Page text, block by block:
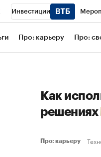
Инвестиции
РБК РБК Образование
Про: карьеру Про:
Как
решениях
Про: карьеру